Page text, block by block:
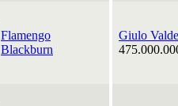
Flamengo
Blackburn
Giulo